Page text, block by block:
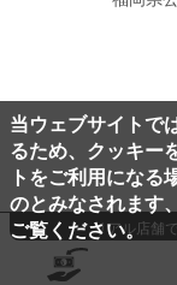
リアル店舗
当ウェブサイトで
るため、クッキー
トをご利用になる
のとみなされます
ご覧ください。